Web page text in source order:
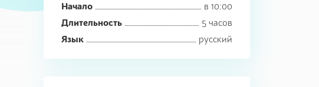
Начало
в 10:00
Длительность
5 часов
Язык
русский